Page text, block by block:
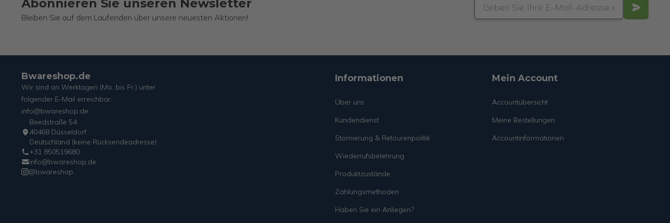
Abonnieren Sie unseren Newsletter
Bleiben Sie auf dem Laufenden über unsere neuesten Aktionen!
Bwareshop.de
Wir sind an Werktagen (Mo. bis Fr.) unter
folgender E-Mail erreichbar:
info@bwareshop.de
Beedstraße 54
40468 Düsseldorf
Deutschland (keine Rücksendeadresse)
+31 850519680
info@bwareshop.de
@bwareshop
Informationen
Über uns
Kundendienst
Stornierung & Retourenpolitik
Wiederrufsbelehrung
Produktzustände
Zahlungsmethoden
Haben Sie ein Anliegen?
Mein Account
Accountübersicht
Meine Bestellungen
Accountinformationen